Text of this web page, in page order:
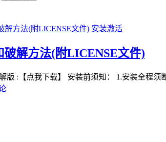
安装激活
破解方法(附LICENSE文件)
版 :【点我下载】 安装前须知： 1.安装全程